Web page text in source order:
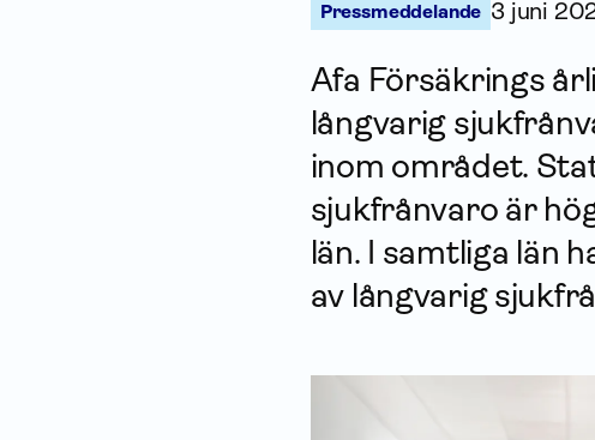
Pressmeddelande 3 juni
Afa Försäkrings
långvarig
inom området.
sjukfrånvaro är
län. I samtliga län
av långvarig